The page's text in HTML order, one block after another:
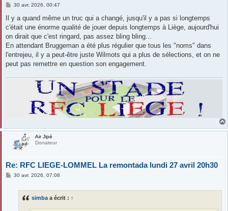
M
s
s
a
g
30 avr. 2026, 00:47
Il y a quand même un truc qui a changé, jusqu'il y a pas si longtemps
c'était une énorme qualité de jouer depuis longtemps à Liège, aujourd'hui
on dirait que c'est ringard, pas assez bling bling...
En attendant Bruggeman a été plus régulier que tous les "noms" dans
l'entrejeu, il y a peut-être juste Wilmots qui a plus de sélections, et on ne
peut pas remettre en question son engagement.
Air Jipé
Donateur
Re: RFC LIEGE-LOMMEL La remontada lundi 27 avril 20h30
M30 avr. 2026, 07:08
simba a écrit : ↑